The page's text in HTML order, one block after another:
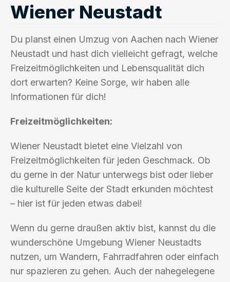
Wiener Neustadt
Du planst einen Umzug von Aachen nach Wiener
Neustadt und hast dich vielleicht gefragt, welche
Freizeitmöglichkeiten und Lebensqualität dich
dort erwarten? Keine Sorge, wir haben alle
Informationen für dich!
Freizeitmöglichkeiten:
Wiener Neustadt bietet eine Vielzahl von
Freizeitmöglichkeiten für jeden Geschmack. Ob
du gerne in der Natur unterwegs bist oder lieber
die kulturelle Seite der Stadt erkunden möchtest
– hier ist für jeden etwas dabei!
Wenn du gerne draußen aktiv bist, kannst du die
wunderschöne Umgebung Wiener Neustadts
nutzen, um Wandern, Fahrradfahren oder einfach
nur spazieren zu gehen. Auch der nahegelegene